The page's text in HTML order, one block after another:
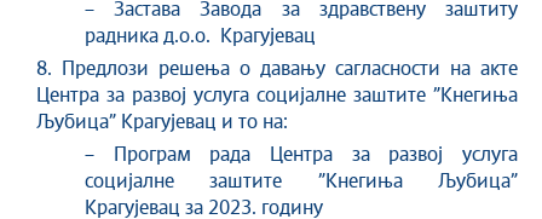
– Застава Завода за здравствену заштиту
радника д.о.о. Крагујевац
8. Предлози решења о давању сагласности на акте
Центра за развој услуга социјалне заштите ”Кнегиња
Љубица” Крагујевац и то на:
– Програм рада Центра за развој услуга
социјалне заштите ”Кнегиња Љубица”
Крагујевац за 2023. годину